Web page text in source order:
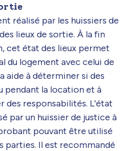
réalisé par les huissiers de
lieux de sortie. À la fin
cet état des lieux permet
du logement avec celui de
aide à déterminer si des
pendant la location et à
des responsabilités. L'état
par un huissier de justice à
pouvant être utilisé
parties. Il est recommandé